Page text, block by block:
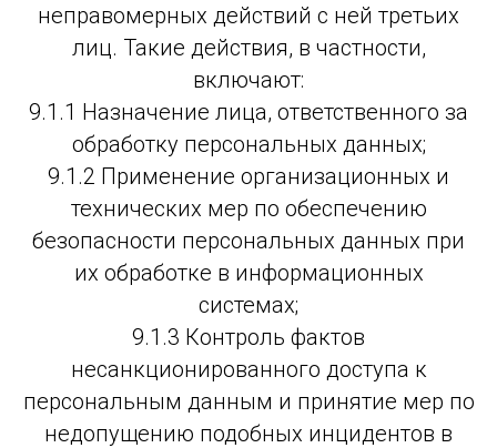
неправомерных действий с ней третьих
лиц. Такие действия, в частности,
включают:
9.1.1 Назначение лица, ответственного за
обработку персональных данных;
9.1.2 Применение организационных и
технических мер по обеспечению
безопасности персональных данных при
их обработке в информационных
системах;
9.1.3 Контроль фактов
несанкционированного доступа к
персональным данным и принятие мер по
недопущению подобных инцидентов в